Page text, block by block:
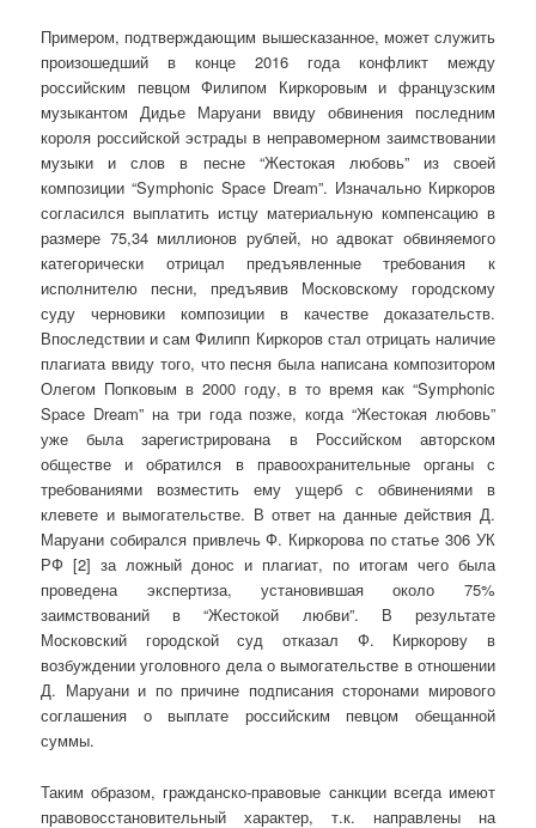
Примером, подтверждающим вышесказанное, может служить
произошедший в конце 2016 года конфликт между
российским певцом Филипом Киркоровым и французским
музыкантом Дидье Маруани ввиду обвинения последним
короля российской эстрады в неправомерном заимствовании
музыки и слов в песне “Жестокая любовь” из своей
композиции “Symphonic Space Dream”. Изначально Киркоров
согласился выплатить истцу материальную компенсацию в
размере 75,34 миллионов рублей, но адвокат обвиняемого
категорически отрицал предъявленные требования к
исполнителю песни, предъявив Московскому городскому
суду черновики композиции в качестве доказательств.
Впоследствии и сам Филипп Киркоров стал отрицать наличие
плагиата ввиду того, что песня была написана композитором
Олегом Попковым в 2000 году, в то время как “Symphonic
Space Dream” на три года позже, когда “Жестокая любовь”
уже была зарегистрирована в Российском авторском
обществе и обратился в правоохранительные органы с
требованиями возместить ему ущерб с обвинениями в
клевете и вымогательстве. В ответ на данные действия Д.
Маруани собирался привлечь Ф. Киркорова по статье 306 УК
РФ [2] за ложный донос и плагиат, по итогам чего была
проведена экспертиза, установившая около 75%
заимствований в “Жестокой любви”. В результате
Московский городской суд отказал Ф. Киркорову в
возбуждении уголовного дела о вымогательстве в отношении
Д. Маруани и по причине подписания сторонами мирового
соглашения о выплате российским певцом обещанной
суммы.
Таким образом, гражданско-правовые санкции всегда имеют
правовосстановительный характер, т.к. направлены на